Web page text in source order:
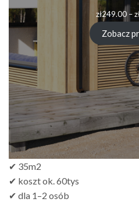
zł249.00 –
Zobacz
✔ 35m2
✔ koszt ok. 60tys
✔ dla 1–2 osób